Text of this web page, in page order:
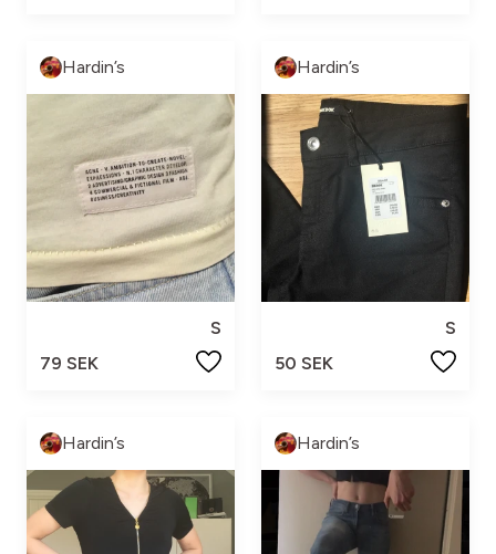
Hardin’s
S
79 SEK
Hardin’s
S
50 SEK
Hardin’s Hardin’s